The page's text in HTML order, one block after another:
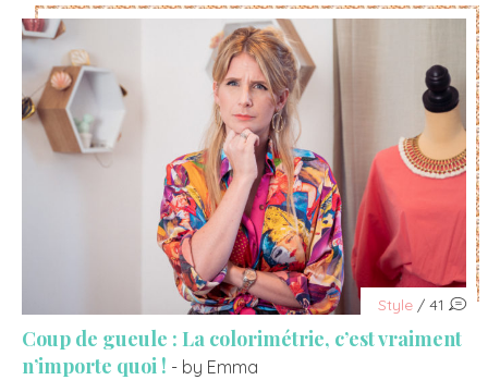
Style / 41
Coup de gueule : La colorimétrie, c’est vraiment
n’importe quoi ! - by Emma